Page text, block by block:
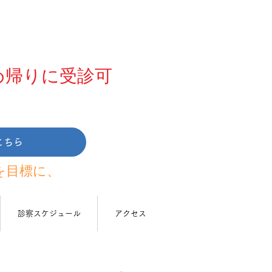
りに受診可
ちら
目標に、
診察スケジュール アクセス